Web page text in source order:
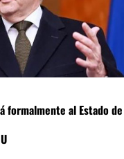
formalmente al Estado de